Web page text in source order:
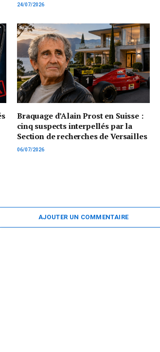
24/07/2026
Braquage d’Alain Prost en Suisse :
cinq suspects interpellés par la
Section de recherches de Versailles
06/07/2026
AJOUTER UN COMMENTAIRE